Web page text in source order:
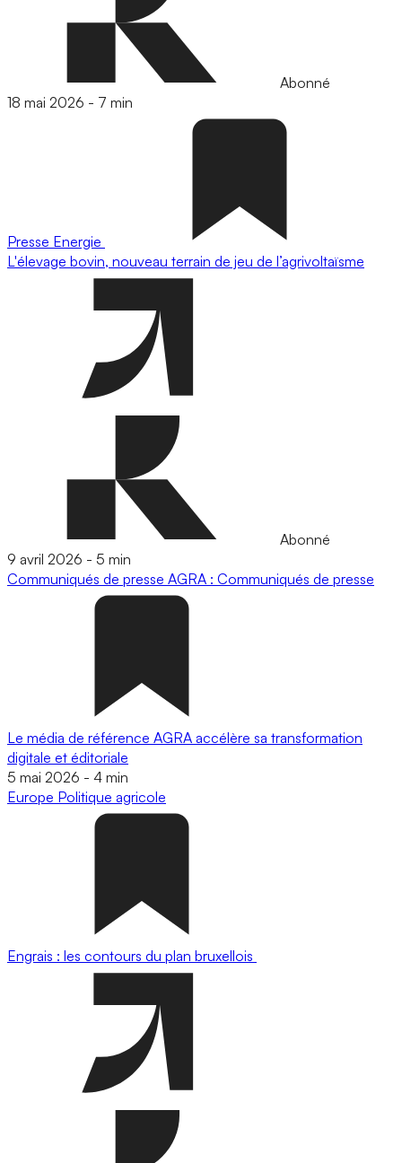
Abonné
18 mai 2026 - 7 min
Presse Energie
L'élevage bovin, nouveau terrain de jeu de l’agrivoltaïsme
Abonné
9 avril 2026 - 5 min
Communiqués de presse AGRA : Communiqués de presse
Le média de référence AGRA accélère sa transformation
digitale et éditoriale
5 mai 2026 - 4 min
Europe Politique agricole
Engrais : les contours du plan bruxellois